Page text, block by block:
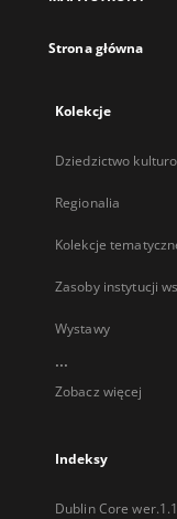
Strona główna
Kolekcje
Dziedzictwo
Regionalia
Kolekcje
Zasoby instytucji
Wystawy
...
Zobacz więcej
Indeksy
Dublin Core wer.1.1